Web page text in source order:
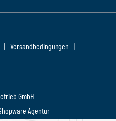
GmbH
Versandbedingungen
Agentur